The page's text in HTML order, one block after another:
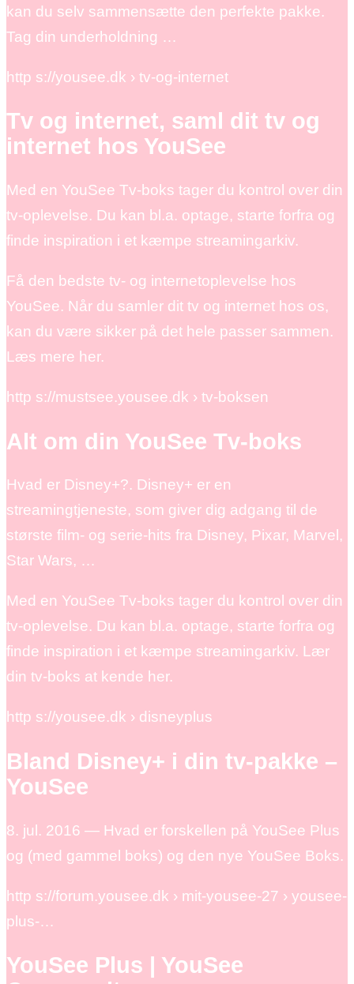
kan du selv sammensætte den perfekte pakke.
Tag din underholdning …
http s://yousee.dk › tv-og-internet
Tv og internet, saml dit tv og
internet hos YouSee
Med en YouSee Tv-boks tager du kontrol over din
tv-oplevelse. Du kan bl.a. optage, starte forfra og
finde inspiration i et kæmpe streamingarkiv.
Få den bedste tv- og internetoplevelse hos
YouSee. Når du samler dit tv og internet hos os,
kan du være sikker på det hele passer sammen.
Læs mere her.
http s://mustsee.yousee.dk › tv-boksen
Alt om din YouSee Tv-boks
Hvad er Disney+?. Disney+ er en
streamingtjeneste, som giver dig adgang til de
største film- og serie-hits fra Disney, Pixar, Marvel,
Star Wars, …
Med en YouSee Tv-boks tager du kontrol over din
tv-oplevelse. Du kan bl.a. optage, starte forfra og
finde inspiration i et kæmpe streamingarkiv. Lær
din tv-boks at kende her.
http s://yousee.dk › disneyplus
Bland Disney+ i din tv-pakke –
YouSee
8. jul. 2016 — Hvad er forskellen på YouSee Plus
og (med gammel boks) og den nye YouSee Boks.
http s://forum.yousee.dk › mit-yousee-27 › yousee-
plus-…
YouSee Plus | YouSee